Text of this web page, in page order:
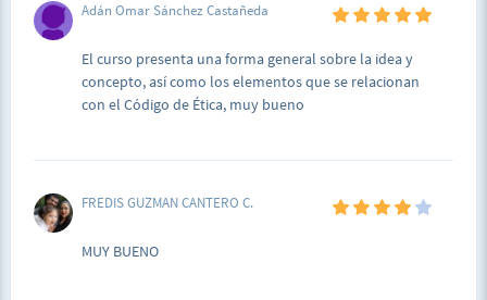
Adán Omar Sánchez Castañeda
El curso presenta una forma general sobre la idea y
concepto, así como los elementos que se relacionan
con el Código de Ética, muy bueno
FREDIS GUZMAN CANTERO C.
MUY BUENO